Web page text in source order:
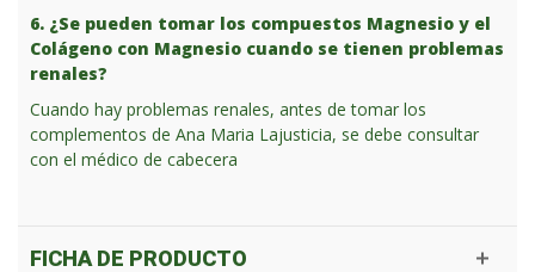
6. ¿Se pueden tomar los compuestos Magnesio y el
Colágeno con Magnesio cuando se tienen problemas
renales?
Cuando hay problemas renales, antes de tomar los
complementos de Ana Maria Lajusticia, se debe consultar
con el médico de cabecera
FICHA DE PRODUCTO